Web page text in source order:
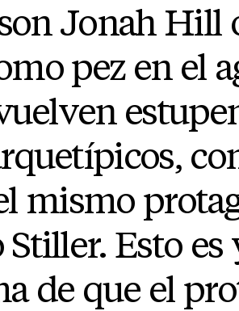
Jonah Hill
pez en el
mismo
Esto es
de que el